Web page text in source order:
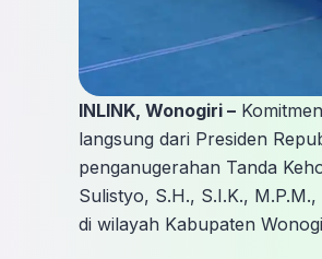
INLINK, Wonogiri –
langsung dari Presiden
penganugerahan Tanda
Sulistyo, S.H., S.I.K.,
di wilayah Kabupaten